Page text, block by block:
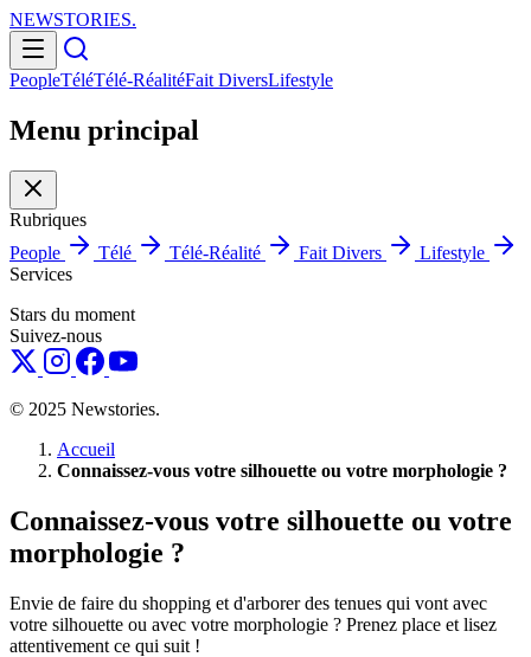
NEWSTORIES.
PeopleTéléTélé-RéalitéFait DiversLifestyle
Menu principal
Rubriques
People
Télé Télé-Réalité Fait Divers
Lifestyle
Services
Stars du moment
Suivez-nous
© 2025 Newstories.
Accueil
Connaissez-vous votre silhouette ou votre morphologie ?
Connaissez-vous votre silhouette ou votre
morphologie ?
Envie de faire du shopping et d'arborer des tenues qui vont avec
votre silhouette ou avec votre morphologie ? Prenez place et lisez
attentivement ce qui suit !